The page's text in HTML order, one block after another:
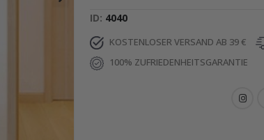
ID 4040
KOSTENLOSER VERSAND AB 39 €
100% ZUFRIEDENHEITSGARANTIE